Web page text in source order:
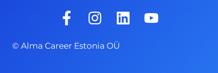
F
a
e
I
n
s
t
L
i
Y
o
© Alma Career Estonia OÜ